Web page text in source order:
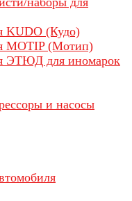
KUDO (Кудо)
MOTIP (Мотип)
ЭТЮД для иномарок
и насосы